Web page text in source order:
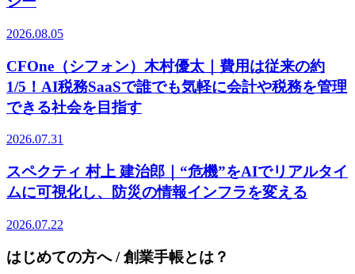
2026.08.05
CFOne（シフォン）木村優太｜費用は従来の約
1/5！AI税務SaaSで誰でも気軽に会計や税務を管理
できる社会を目指す
2026.07.31
スペクティ 村上 建治郎｜“危機”をAIでリアルタイ
ムに可視化し、防災の情報インフラを変える
2026.07.22
はじめての方へ / 創業手帳とは？